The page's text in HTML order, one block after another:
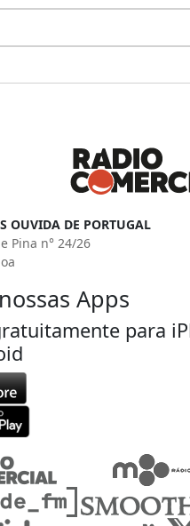
OUVIDA DE PORTUGAL
Pina n° 24/26
Apps
para